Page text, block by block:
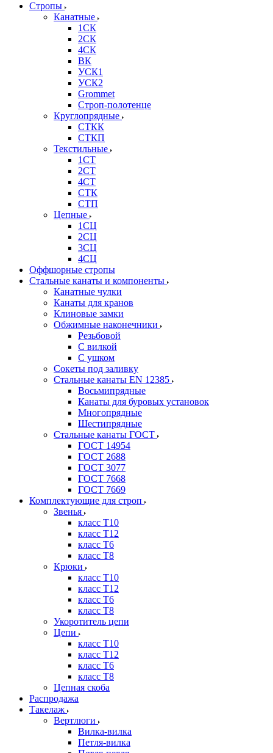
Стропы
Канатные
1СК
2СК
4СК
ВК
УСК1
УСК2
Grommet
Строп-полотенце
Круглопрядные
СТКК
СТКП
Текстильные
1СТ
2СТ
4СТ
СТК
СТП
Цепные
1СЦ
2СЦ
3СЦ
4СЦ
Оффшорные стропы
Стальные канаты и компоненты
Канатные чулки
Канаты для кранов
Клиновые замки
Обжимные наконечники
Резьбовой
С вилкой
С ушком
Сокеты под заливку
Стальные канаты EN 12385
Восьмипрядные
Канаты для буровых установок
Многопрядные
Шестипрядные
Стальные канаты ГОСТ
ГОСТ 14954
ГОСТ 2688
ГОСТ 3077
ГОСТ 7668
ГОСТ 7669
Комплектующие для строп
Звенья
класс Т10
класс Т12
класс Т6
класс Т8
Крюки
класс Т10
класс Т12
класс Т6
класс Т8
Укоротитель цепи
Цепи
класс Т10
класс Т12
класс Т6
класс Т8
Цепная скоба
Распродажа
Такелаж
Вертлюги
Вилка-вилка
Петля-вилка